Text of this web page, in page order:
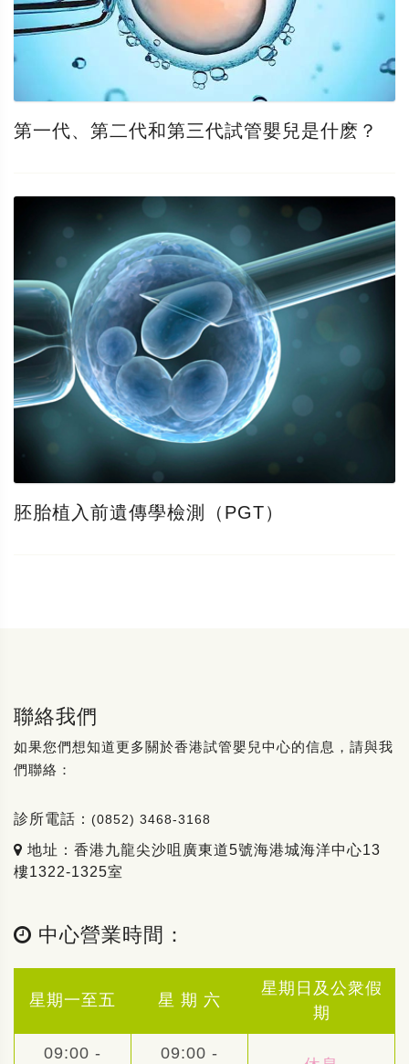
第一代、第二代和第三代試管嬰兒是什麽？
胚胎植入前遺傳學檢測（PGT）
聯絡我們
如果您們想知道更多關於香港試管嬰兒中心的信息，請與我
們聯絡：
診所電話： (0852) 3468-3168
地址：香港九龍尖沙咀廣東道5號海港城海洋中心13
樓1322-1325室
中心營業時間：
星期一至五 星 期 六
星期日及公衆假
期
09:00 - 09:00 -